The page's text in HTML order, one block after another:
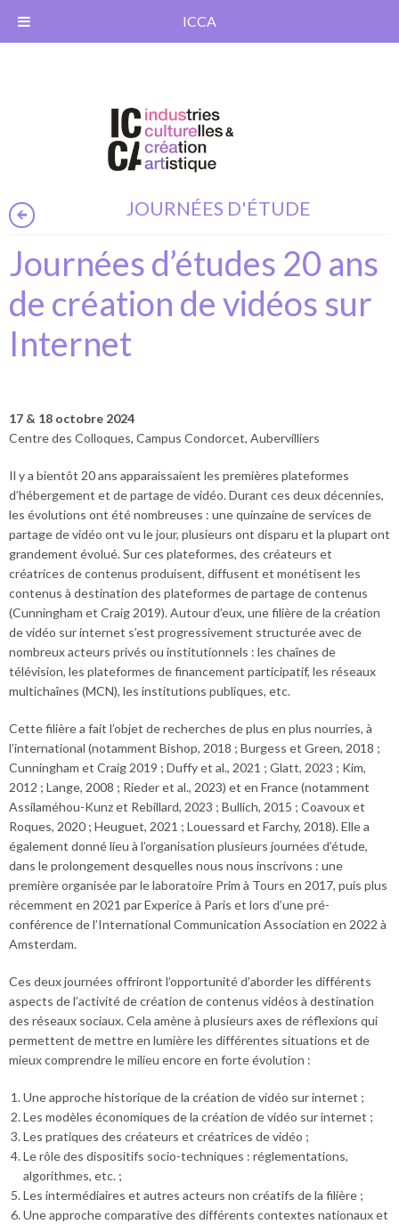
JOURNÉES D'ÉTUDE
Journées d’études 20 ans
de création de vidéos sur
Internet
17 & 18 octobre 2024
Centre des Colloques, Campus Condorcet, Aubervilliers
Il y a bientôt 20 ans apparaissaient les premières plateformes
d’hébergement et de partage de vidéo. Durant ces deux décennies,
les évolutions ont été nombreuses : une quinzaine de services de
partage de vidéo ont vu le jour, plusieurs ont disparu et la plupart ont
grandement évolué. Sur ces plateformes, des créateurs et
créatrices de contenus produisent, diffusent et monétisent les
contenus à destination des plateformes de partage de contenus
(Cunningham et Craig 2019). Autour d’eux, une filière de la création
de vidéo sur internet s’est progressivement structurée avec de
nombreux acteurs privés ou institutionnels : les chaînes de
télévision, les plateformes de financement participatif, les réseaux
multichaînes (MCN), les institutions publiques, etc.
Cette filière a fait l’objet de recherches de plus en plus nourries, à
l’international (notamment Bishop, 2018 ; Burgess et Green, 2018 ;
Cunningham et Craig 2019 ; Duffy et al., 2021 ; Glatt, 2023 ; Kim,
2012 ; Lange, 2008 ; Rieder et al., 2023) et en France (notamment
Assilaméhou-Kunz et Rebillard, 2023 ; Bullich, 2015 ; Coavoux et
Roques, 2020 ; Heuguet, 2021 ; Louessard et Farchy, 2018). Elle a
également donné lieu à l’organisation plusieurs journées d’étude,
dans le prolongement desquelles nous nous inscrivons : une
première organisée par le laboratoire Prim à Tours en 2017, puis plus
récemment en 2021 par Experice à Paris et lors d’une pré-
conférence de l’International Communication Association en 2022 à
Amsterdam.
Ces deux journées offriront l’opportunité d’aborder les différents
aspects de l’activité de création de contenus vidéos à destination
des réseaux sociaux. Cela amène à plusieurs axes de réflexions qui
permettent de mettre en lumière les différentes situations et de
mieux comprendre le milieu encore en forte évolution :
Une approche historique de la création de vidéo sur internet ;
Les modèles économiques de la création de vidéo sur internet ;
Les pratiques des créateurs et créatrices de vidéo ;
Le rôle des dispositifs socio-techniques : réglementations,
algorithmes, etc. ;
Les intermédiaires et autres acteurs non créatifs de la filière ;
Une approche comparative des différents contextes nationaux et
ICCA